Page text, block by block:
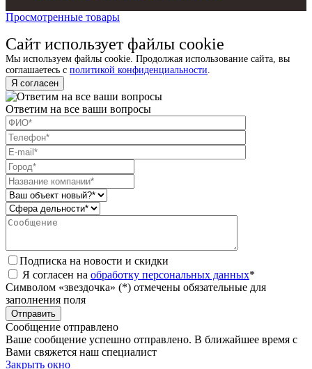
Просмотренные товары
Сайт использует файлы cookie
Мы используем файлы cookie. Продолжая использование сайта, вы
соглашаетесь с политикой конфиденциальности
Я согласен
Ответим на все ваши вопросы
Подписка на новости и скидки
Я согласен на обработку персональных данных*
Символом «звездочка» (*) отмечены обязательные для
заполнения поля
Сообщение отправлено
Ваше сообщение успешно отправлено. В ближайшее время с
Вами свяжется наш специалист
Закрыть окно